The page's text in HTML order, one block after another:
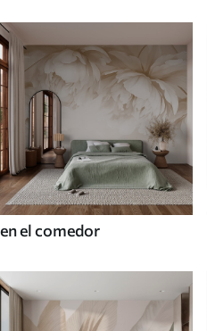
en el comedor